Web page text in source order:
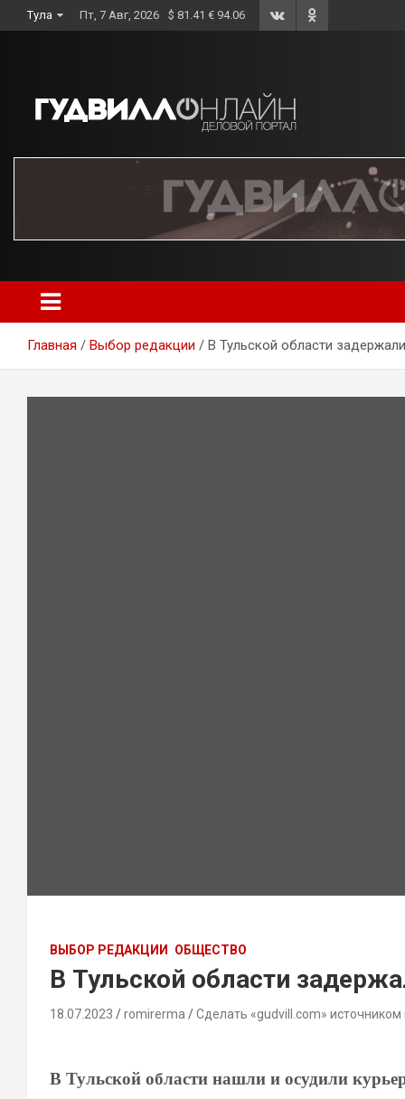
to
Тула Пт, 7 Авг, 2026 $ 81.41 € 94.06
Главная Выбор редакции В Тульской области
ВЫБОР РЕДАКЦИИ ОБЩЕСТВО
В Тульской области
18.07.2023 romirerma Сделать «gudvill.com» источником
В Тульской области нашли и осудили